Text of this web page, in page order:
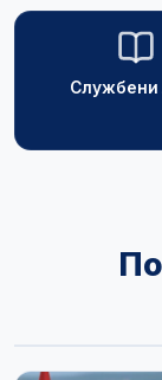
Службени